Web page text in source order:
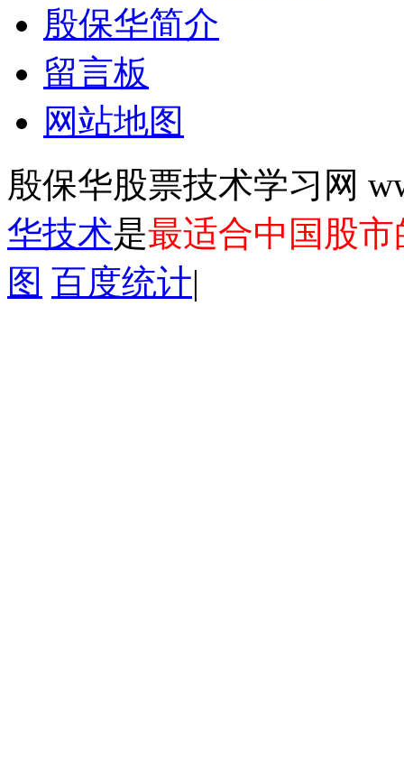
殷保华简介
留言板
网站地图
殷保华股票技术学习网
华技术是最适合中国股
图 百度统计|